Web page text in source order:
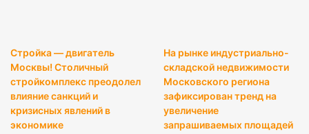
Стройка — двигатель
Москвы! Столичный
стройкомплекс преодолел
влияние санкций и
кризисных явлений в
экономике
На рынке индустриально-
складской недвижимости
Московского региона
зафиксирован тренд на
увеличение
запрашиваемых площадей